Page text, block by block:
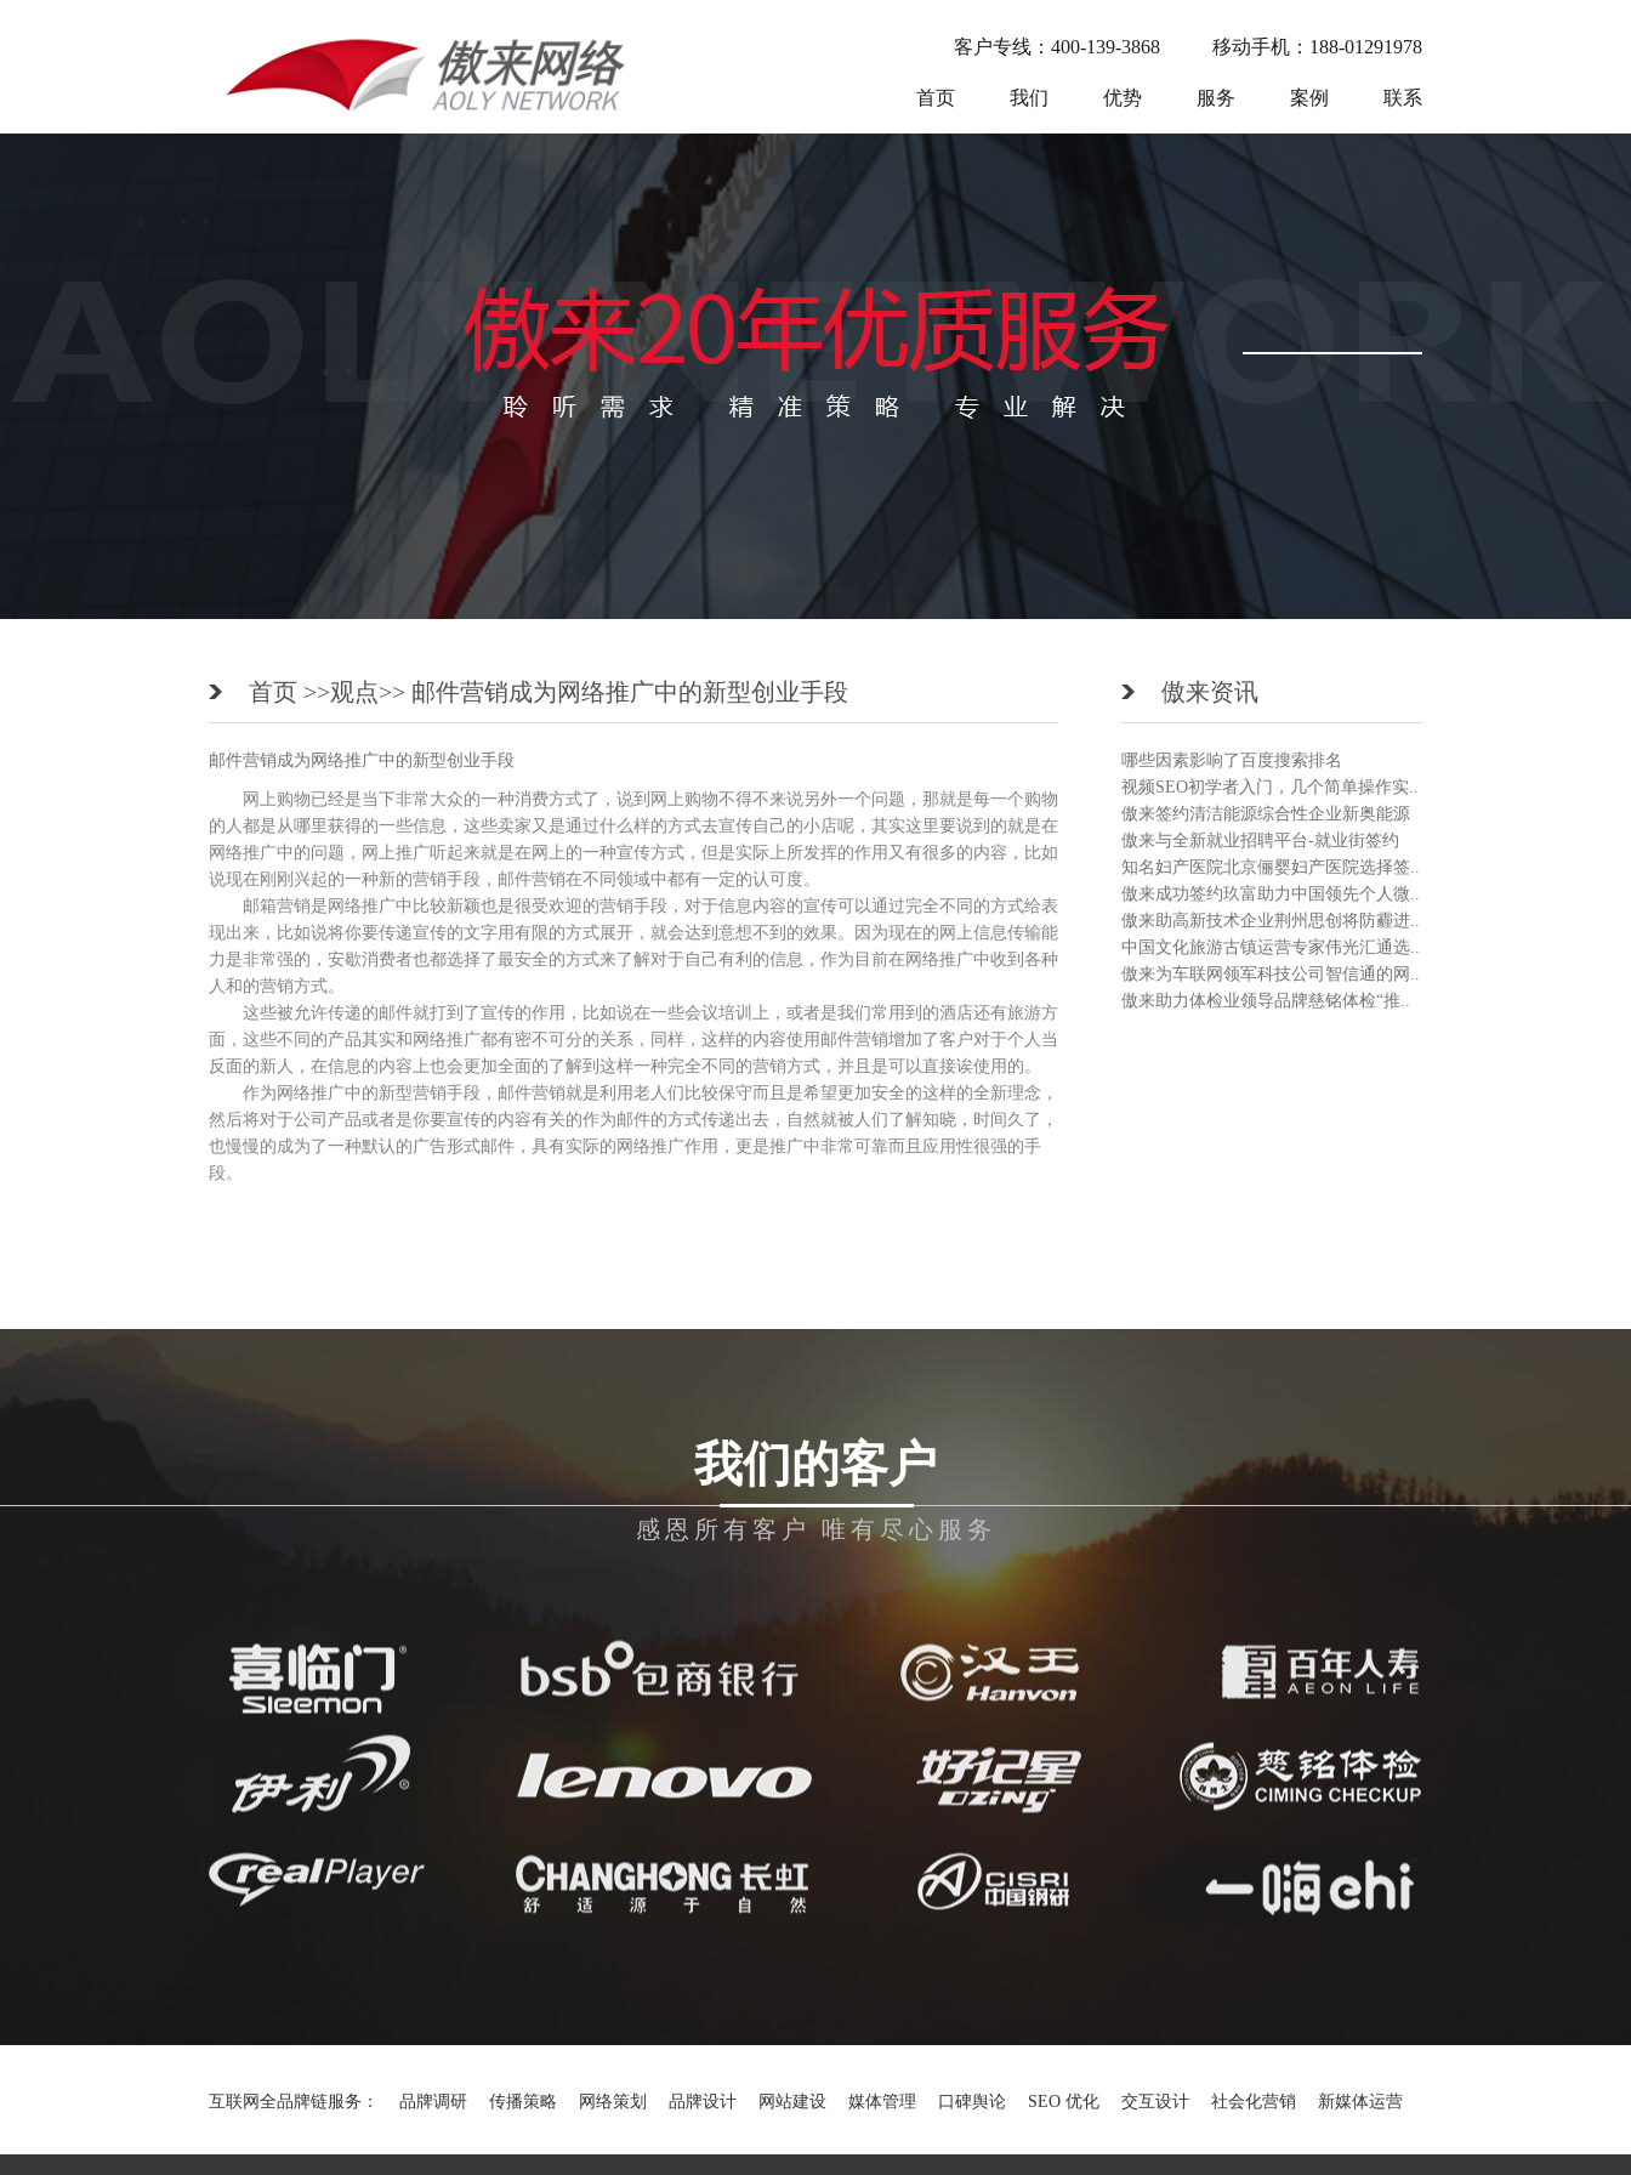
客户专线：400-139-3868 移动手机：188-01291978
首页 我们 优势 服务 案例 联系
首页 >>观点>> 邮件营销成为网络推广中的新型创业手段
邮件营销成为网络推广中的新型创业手段
网上购物已经是当下非常大众的一种消费方式了，说到网上购物不得不来说另外一个问题，那就是每一个购物
的人都是从哪里获得的一些信息，这些卖家又是通过什么样的方式去宣传自己的小店呢，其实这里要说到的就是在
网络推广中的问题，网上推广听起来就是在网上的一种宣传方式，但是实际上所发挥的作用又有很多的内容，比如
说现在刚刚兴起的一种新的营销手段，邮件营销在不同领域中都有一定的认可度。
邮箱营销是网络推广中比较新颖也是很受欢迎的营销手段，对于信息内容的宣传可以通过完全不同的方式给表
现出来，比如说将你要传递宣传的文字用有限的方式展开，就会达到意想不到的效果。因为现在的网上信息传输能
力是非常强的，安歇消费者也都选择了最安全的方式来了解对于自己有利的信息，作为目前在网络推广中收到各种
人和的营销方式。
这些被允许传递的邮件就打到了宣传的作用，比如说在一些会议培训上，或者是我们常用到的酒店还有旅游方
面，这些不同的产品其实和网络推广都有密不可分的关系，同样，这样的内容使用邮件营销增加了客户对于个人当
反面的新人，在信息的内容上也会更加全面的了解到这样一种完全不同的营销方式，并且是可以直接诶使用的。
作为网络推广中的新型营销手段，邮件营销就是利用老人们比较保守而且是希望更加安全的这样的全新理念，
然后将对于公司产品或者是你要宣传的内容有关的作为邮件的方式传递出去，自然就被人们了解知晓，时间久了，
也慢慢的成为了一种默认的广告形式邮件，具有实际的网络推广作用，更是推广中非常可靠而且应用性很强的手
段。
傲来资讯
哪些因素影响了百度搜索排名
视频SEO初学者入门，几个简单操作实..
傲来签约清洁能源综合性企业新奥能源
傲来与全新就业招聘平台-就业街签约
知名妇产医院北京俪婴妇产医院选择签..
傲来成功签约玖富助力中国领先个人微..
傲来助高新技术企业荆州思创将防霾进..
中国文化旅游古镇运营专家伟光汇通选..
傲来为车联网领军科技公司智信通的网..
傲来助力体检业领导品牌慈铭体检“推..
我们的客户
感恩所有客户 唯有尽心服务
互联网全品牌链服务： 品牌调研 传播策略 网络策划 品牌设计 网站建设 媒体管理 口碑舆论 SEO 优化 交互设计 社会化营销 新媒体运营